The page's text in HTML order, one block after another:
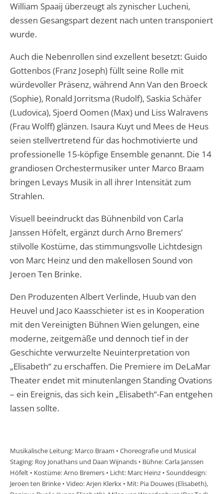
William Spaaij überzeugt als zynischer Lucheni,
dessen Gesangspart dezent nach unten transponiert
wurde.
Auch die Nebenrollen sind exzellent besetzt: Guido
Gottenbos (Franz Joseph) füllt seine Rolle mit
würdevoller Präsenz, während Ann Van den Broeck
(Sophie), Ronald Jorritsma (Rudolf), Saskia Schäfer
(Ludovica), Sjoerd Oomen (Max) und Liss Walravens
(Frau Wolff) glänzen. Isaura Kuyt und Mees de Heus
seien stellvertretend für das hochmotivierte und
professionelle 15-köpfige Ensemble genannt. Die 14
grandiosen Orchestermusiker unter Marco Braam
bringen Levays Musik in all ihrer Intensität zum
Strahlen.
Visuell beeindruckt das Bühnenbild von Carla
Janssen Höfelt, ergänzt durch Arno Bremers’
stilvolle Kostüme, das stimmungsvolle Lichtdesign
von Marc Heinz und den makellosen Sound von
Jeroen Ten Brinke.
Den Produzenten Albert Verlinde, Huub van den
Heuvel und Jaco Kaasschieter ist es in Kooperation
mit den Vereinigten Bühnen Wien gelungen, eine
moderne, zeitgemäße und dennoch tief in der
Geschichte verwurzelte Neuinterpretation von
„Elisabeth“ zu erschaffen. Die Premiere im DeLaMar
Theater endet mit minutenlangen Standing Ovations
– ein Ereignis, das sich kein „Elisabeth“-Fan entgehen
lassen sollte.
Musikalische Leitung: Marco Braam • Choreografie und Musical
Staging: Roy Jonathans und Daan Wijnands • Bühne: Carla Janssen
Höfelt • Kostüme: Arno Bremers • Licht: Marc Heinz • Sounddesign:
Jeroen ten Brinke • Video: Arjen Klerkx • Mit: Pia Douwes (Elisabeth),